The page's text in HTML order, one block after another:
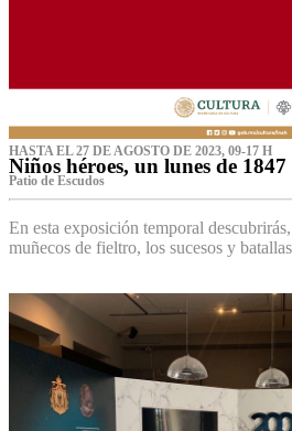
HASTA EL 27 DE AGOSTO DE 2023, 09-17 H
Niños héroes, un lunes de 1847
Patio de Escudos
En esta exposición temporal
muñecos de fieltro, los sucesos y